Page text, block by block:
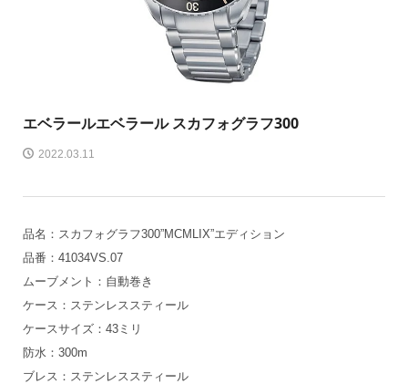
エベラールエベラール スカフォグラフ300
2022.03.11
品名：スカフォグラフ300”MCMLIX”エディション
品番：41034VS.07
ムーブメント：自動巻き
ケース：ステンレススティール
ケースサイズ：43ミリ
防水：300m
ブレス：ステンレススティール